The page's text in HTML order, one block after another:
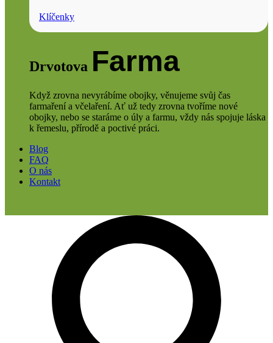
Klíčenky
Drvotova Farma
Když zrovna nevyrábíme obojky, věnujeme svůj čas
farmaření a včelaření. Ať už tedy zrovna tvoříme nové
obojky, nebo se staráme o úly a farmu, vždy nás spojuje láska
k řemeslu, přírodě a poctivé práci.
Blog
FAQ
O nás
Kontakt